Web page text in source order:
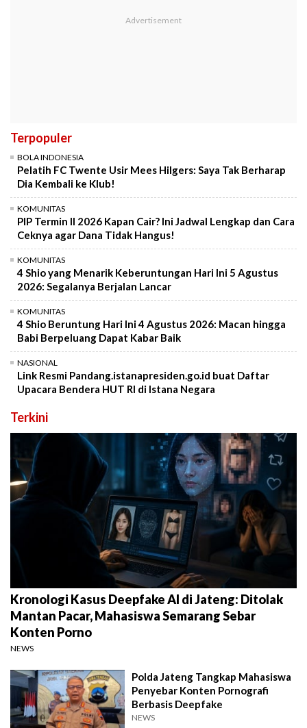
Terpopuler
BOLA INDONESIA
Pelatih FC Twente Usir Mees Hilgers: Saya Tak Berharap
Dia Kembali ke Klub!
KOMUNITAS
PIP Termin II 2026 Kapan Cair? Ini Jadwal Lengkap dan Cara
Ceknya agar Dana Tidak Hangus!
KOMUNITAS
4 Shio yang Menarik Keberuntungan Hari Ini 5 Agustus
2026: Segalanya Berjalan Lancar
KOMUNITAS
4 Shio Beruntung Hari Ini 4 Agustus 2026: Macan hingga
Babi Berpeluang Dapat Kabar Baik
NASIONAL
Link Resmi Pandang.istanapresiden.go.id buat Daftar
Upacara Bendera HUT RI di Istana Negara
Terkini
Kronologi Kasus Deepfake AI di Jateng: Ditolak
Mantan Pacar, Mahasiswa Semarang Sebar
Konten Porno
NEWS
Polda Jateng Tangkap Mahasiswa
Penyebar Konten Pornografi
Berbasis Deepfake
NEWS